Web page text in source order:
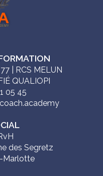
| RCS MELUN
QUALIOPI
05 45
des Segretz
Marlotte